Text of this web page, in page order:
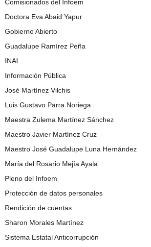
Comisionados del Infoem
Doctora Eva Abaid Yapur
Gobierno Abierto
Guadalupe Ramírez Peña
INAI
Información Pública
José Martínez Vilchis
Luis Gustavo Parra Noriega
Maestra Zulema Martínez Sánchez
Maestro Javier Martínez Cruz
Maestro José Guadalupe Luna Hernández
María del Rosario Mejía Ayala
Pleno del Infoem
Protección de datos personales
Rendición de cuentas
Sharon Morales Martínez
Sistema Estatal Anticorrupción